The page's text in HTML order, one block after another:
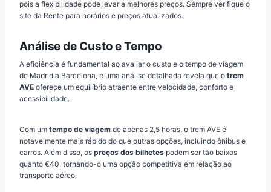
pois a flexibilidade pode levar a melhores preços. Sempre verifique o
site da Renfe para horários e preços atualizados.
Análise de Custo e Tempo
A eficiência é fundamental ao avaliar o custo e o tempo de viagem
de Madrid a Barcelona, e uma análise detalhada revela que o trem
AVE oferece um equilíbrio atraente entre velocidade, conforto e
acessibilidade.
Com um tempo de viagem de apenas 2,5 horas, o trem AVE é
notavelmente mais rápido do que outras opções, incluindo ônibus e
carros. Além disso, os preços dos bilhetes podem ser tão baixos
quanto €40, tornando-o uma opção competitiva em relação ao
transporte aéreo.